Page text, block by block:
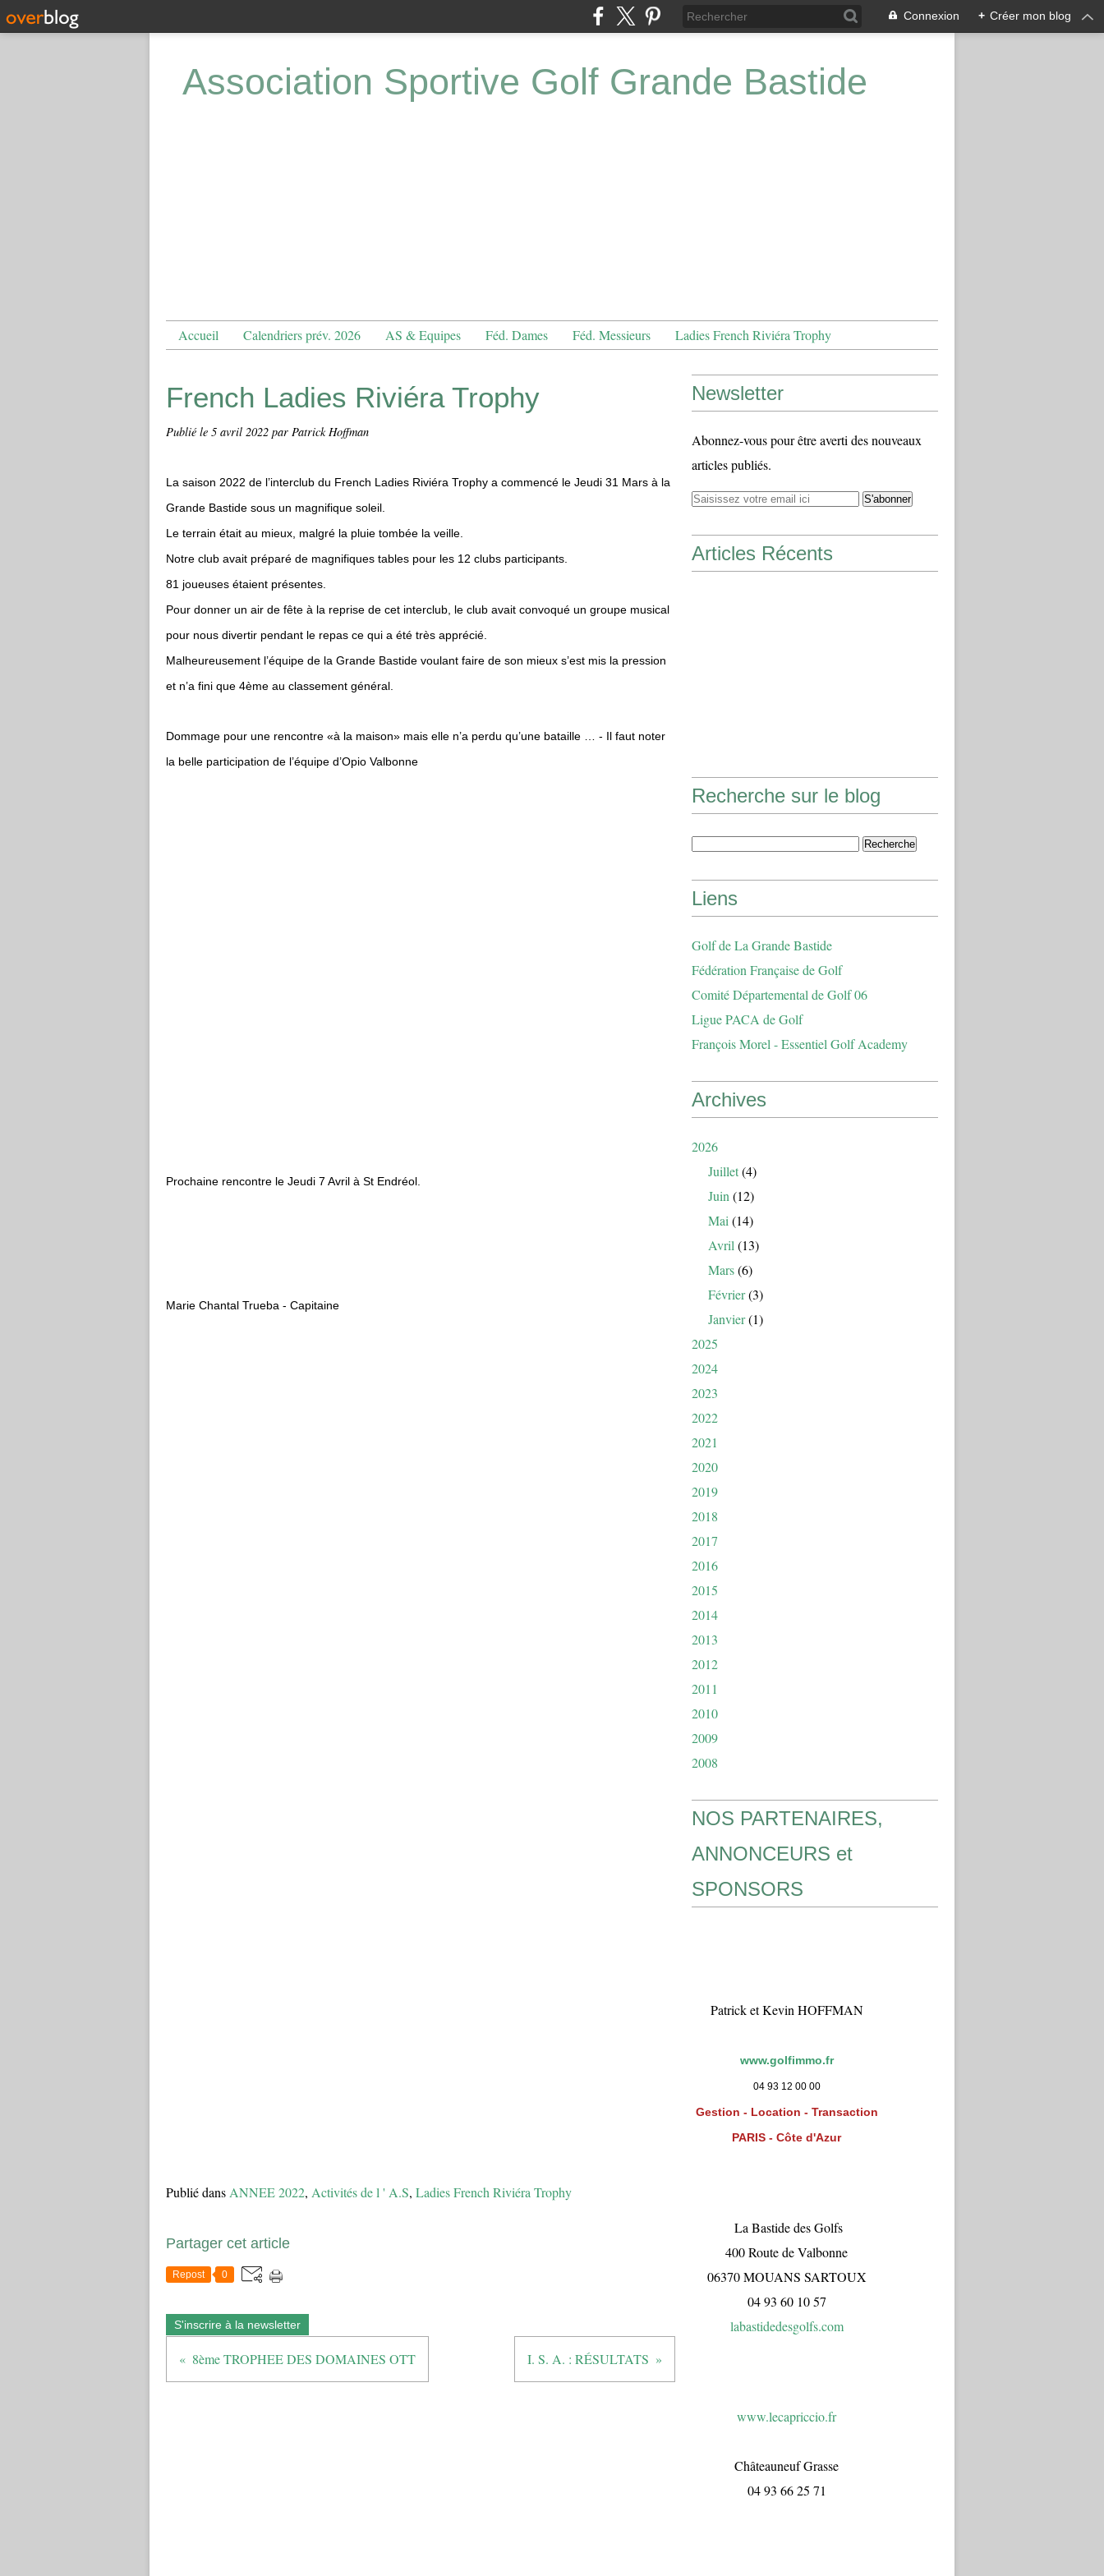
Connexion + Créer mon blog
Association Sportive Golf Grande Bastide
Accueil Calendriers prév. 2026 AS & Equipes Féd. Dames Féd. Messieurs Ladies French Riviéra Trophy
French Ladies Riviéra Trophy
Publié le 5 avril 2022 par Patrick Hoffman
La saison 2022 de l’interclub du French Ladies Riviéra Trophy a commencé le Jeudi 31 Mars à la
Grande Bastide sous un magnifique soleil.
Le terrain était au mieux, malgré la pluie tombée la veille.
Notre club avait préparé de magnifiques tables pour les 12 clubs participants.
81 joueuses étaient présentes.
Pour donner un air de fête à la reprise de cet interclub, le club avait convoqué un groupe musical
pour nous divertir pendant le repas ce qui a été très apprécié.
Malheureusement l’équipe de la Grande Bastide voulant faire de son mieux s’est mis la pression
et n’a fini que 4ème au classement général.
Dommage pour une rencontre «à la maison» mais elle n’a perdu qu’une bataille … - Il faut noter
la belle participation de l’équipe d’Opio Valbonne
Prochaine rencontre le Jeudi 7 Avril à St Endréol.
Marie Chantal Trueba - Capitaine
Publié dans ANNEE 2022, Activités de l ' A.S, Ladies French Riviéra Trophy
Partager cet article
Repost 0
S'inscrire à la newsletter
8ème TROPHEE DES DOMAINES OTT I. S. A. : RÉSULTATS
Newsletter
Abonnez-vous pour être averti des nouveaux
articles publiés.
Articles Récents
Recherche sur le blog
Liens
Golf de La Grande Bastide
Fédération Française de Golf
Comité Départemental de Golf 06
Ligue PACA de Golf
François Morel - Essentiel Golf Academy
Archives
2026
Juillet(4)
Juin (12)
Mai (14)
Avril (13)
Mars(6)
Février(3)
Janvier(1)
2025
2024
2023
2022
2021
2020
2019
2018
2017
2016
2015
2014
2013
2012
2011
2010
2009
2008
NOS PARTENAIRES,
ANNONCEURS et
SPONSORS
Patrick et Kevin HOFFMAN
www.golfimmo.fr
04 93 12 00 00
Gestion - Location - Transaction
PARIS - Côte d'Azur
La Bastide des Golfs
400 Route de Valbonne
06370 MOUANS SARTOUX
04 93 60 10 57
labastidedesgolfs.com
www.lecapriccio.fr
Châteauneuf Grasse
04 93 66 25 71